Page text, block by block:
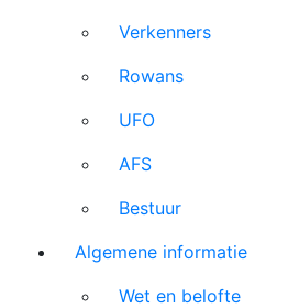
Verkenners
Rowans
UFO
AFS
Bestuur
Algemene informatie
Wet en belofte